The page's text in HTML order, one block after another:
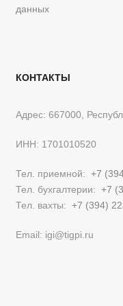
данных
КОНТАКТЫ
Адрес: 667000,
ИНН: 1701010520
Тел. приемной: +7
Тел. бухгалтерии: +7
Тел. вахты: +7 (394)
Email: igi@tigpi.ru